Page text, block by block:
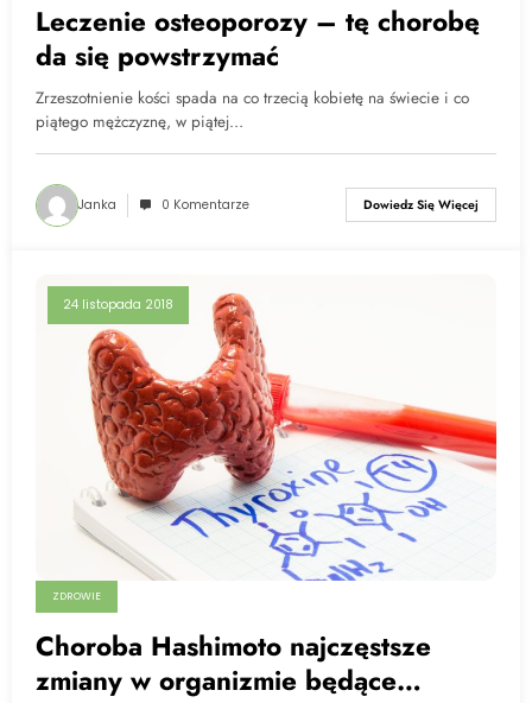
Leczenie osteoporozy – tę chorobę
da się powstrzymać
Zrzeszotnienie kości spada na co trzecią kobietę na świecie i co
piątego mężczyznę, w piątej…
Janka 0 Komentarze Dowiedz Się Więcej
24 listopada 2018
ZDROWIE
Choroba Hashimoto najczęstsze
zmiany w organizmie będące